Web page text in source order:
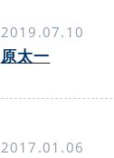
2019.07.10
原太一
2017.01.06